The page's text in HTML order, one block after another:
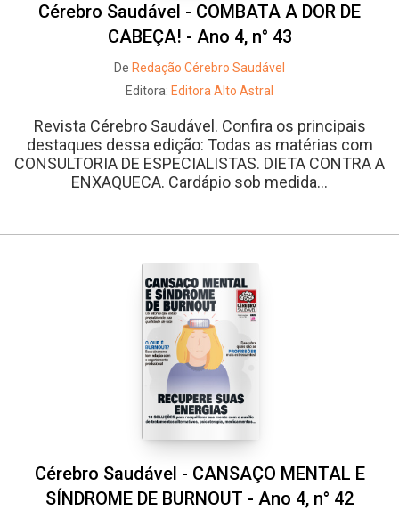
Cérebro Saudável - COMBATA A DOR DE
CABEÇA! - Ano 4, n° 43
De Redação Cérebro Saudável
Editora: Editora Alto Astral
Revista Cérebro Saudável. Confira os principais
destaques dessa edição: Todas as matérias com
CONSULTORIA DE ESPECIALISTAS. DIETA CONTRA A
ENXAQUECA. Cardápio sob medida...
Cérebro Saudável - CANSAÇO MENTAL E
SÍNDROME DE BURNOUT - Ano 4, n° 42